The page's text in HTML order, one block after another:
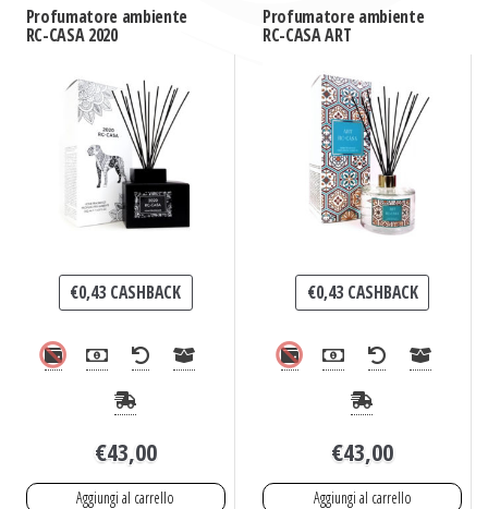
Profumatore ambiente
RC-CASA 2020
€0,43 CASHBACK
€43,00
Aggiungi al carrello
Profumatore ambiente
RC-CASA ART
€0,43CASHBACK
€43,00
Aggiungi al carrello